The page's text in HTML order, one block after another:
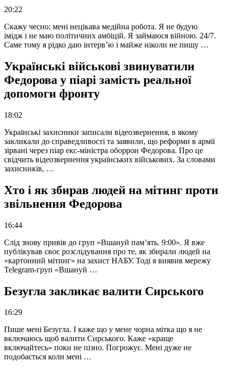
20:22
Скажу чесно: мені нецікава медійна робота. Я не будую
імідж і не маю політичних амбіцій. Я займаюся війною. 24/7.
Саме тому я рідко даю інтерв’ю і майже ніколи не пишу …
Українські військові звинуватили
Федорова у піарі замість реальної
допомоги фронту
18:02
Українські захисники записали відеозвернення, в якому
закликали до справедливості та заявили, що реформи в армії
зірвані через піар екс-міністра оборрон Федорова. Про це
свідчить відеозвернення українських військових. За словами
захисників, …
Хто і як збирав людей на мітинг проти
звільнення Федорова
16:44
Слід знову привів до груп «Вшануй пам’ять. 9:00». Я вже
публікував своє розслідування про те, як збирали людей на
«картонний мітинг» на захист НАБУ. Тоді я виявив мережу
Telegram-груп «Вшануй …
Безугла закликає валити Сирського
16:29
Пише мені Безугла. І каже що у мене чорна мітка що я не
включаюсь щоб валити Сирського. Каже «краще
включайтесь» поки не пізно. Погрожує. Мені дуже не
подобається коли мені …